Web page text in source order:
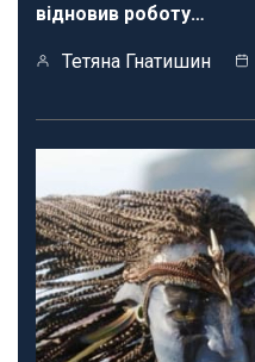
відновив роботу…
Тетяна Гнатишин